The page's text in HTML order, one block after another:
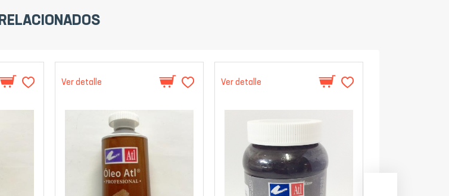
RELACIONADOS
Ver detalle Ver detalle